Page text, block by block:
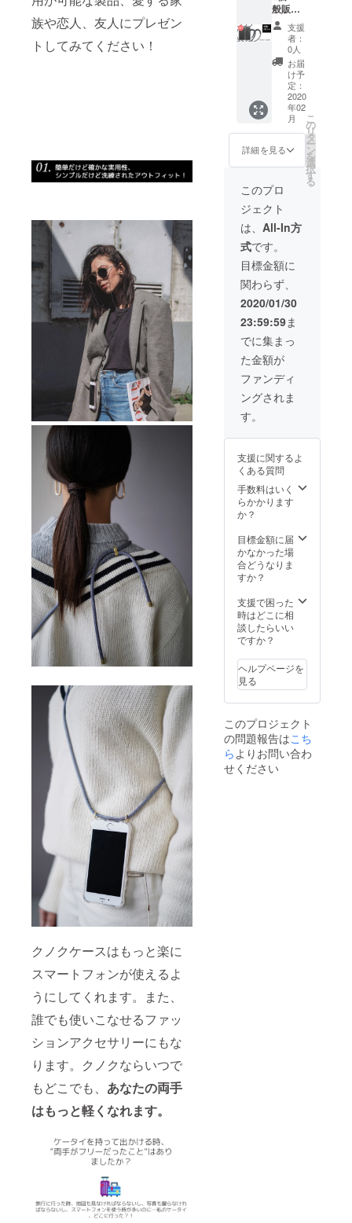
族や恋人、友人にプレゼン
トしてみてください！
クノクケースはもっと楽に
スマートフォンが使えるよ
うにしてくれます。また、
誰でも使いこなせるファッ
ションアクセサリーにもな
ります。クノクならいつで
もどこでも、 あなたの両手
はもっと軽くなれます。
す。
が遅れ
る場合
があり
ます。
※皆様の
ご支援
により
量産効
率が向
上した
場合、
正規販
予定価
下がる
可能性
もござ
いま
す。
ユニ
コーン/
ポニー/
マジェ
ティッ
ク/ ブ
ラック
※ご注文
状況、
使用部
況、製
造工程
上の都
合等に
より出
荷時期
が遅れ
る場合
があり
ます。
※皆様の
ご支援
により
量産効
率が向
上した
場合、
正規販
予定価
格より
下がる
可能性
もござ
いま
般販売
予定価
格：
7,000
円」
→「特
15％OF
F価格：
5,950
円」 カ
ラー：
リフレ
クトブ
ラック/
リフレ
クトホ
ワイト/
ディス
コ/
ユニ
コーン/
ポニー/
マジェ
ス
ティッ
ク/ ブ
ラック
※ご注文
状況、
使用部
況、製
上の都
合等に
より出
荷時期
が遅れ
があり
ます。
※皆様の
ご支援
量産効
率が向
上した
場合、
売価格
が販売
予定価
格より
可能性
もござ
いま
す。
支援
者：
0人
お届
け予
定：
2020
年02
月
詳細を見る
こ
の
リ
タ
ー
ン
を
選
択
す
る
このプロ
ジェクト
は、 All-In方
式です。
目標金額に
関わらず、
2020/01/30
23:59:59ま
でに集まっ
た金額が
ファンディ
ングされま
す。
支援に関するよ
くある質問
手数料はいく
らかかります
か？
目標金額に届
かなかった場
合どうなりま
すか？
支援で困った
時はどこに相
談したらいい
ですか？
ヘルプページを
見る
このプロジェクト
の問題報告はこち
ら よりお問い合わ
せください